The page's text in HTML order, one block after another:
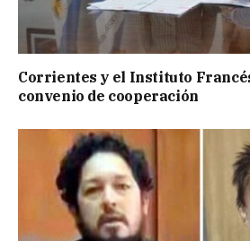
Corrientes y el Instituto
convenio de cooperación